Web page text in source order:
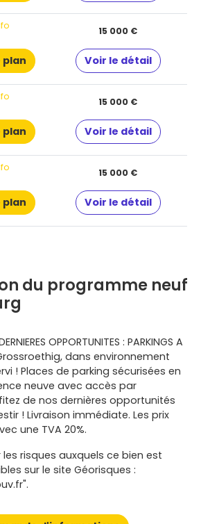
15 000 €
plan Voir le détail
15 000 €
plan Voir le détail
15 000 €
plan Voir le détail
du programme neuf
OPPORTUNITES : PARKINGS A
dans environnement
! Places de parking sécurisées en
neuve avec accès par
de nos dernières opportunités
! Livraison immédiate. Les prix
une TVA 20%.
risques auxquels ce bien est
sur le site Géorisques :